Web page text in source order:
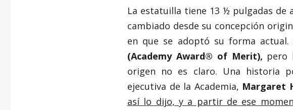
La estatuilla tiene 13 ½ pulgadas
cambiado desde su concepción
en que se adoptó su forma
(Academy Award® of Merit), pero
origen no es claro. Una historia
ejecutiva de la Academia, Margaret
así lo dijo, y a partir de ese